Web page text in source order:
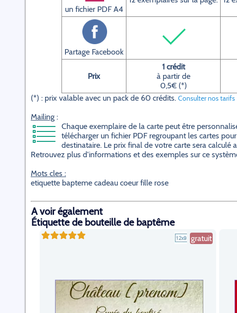
un fichier PDF A4
Partage Facebook
Prix
1 crédit
à partir de
0,5€ (*)
(*) : prix valable avec un pack de 60 crédits. Consulter nos tarifs
Mailing :
Chaque exemplaire de la carte peut être
télécharger un fichier PDF regroupant les cartes
destinataire. Le prix final de votre carte sera
Retrouvez plus d'informations et des exemples sur ce
Mots cles :
etiquette bapteme cadeau coeur fille rose
A voir également
Étiquette de bouteille de baptême
gratuit